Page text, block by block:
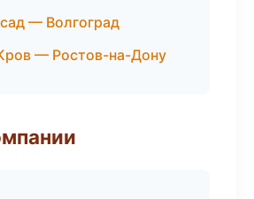
— Волгоград
— Ростов-на-Дону